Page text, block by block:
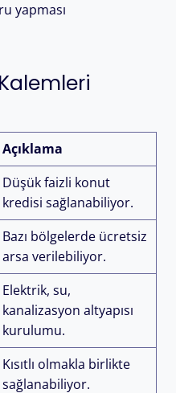
yapması
Açıklama
Düşük faizli konut
kredisi sağlanabiliyor.
Bazı bölgelerde ücretsiz
arsa verilebiliyor.
Elektrik, su,
kanalizasyon altyapısı
kurulumu.
Kısıtlı olmakla birlikte
sağlanabiliyor.